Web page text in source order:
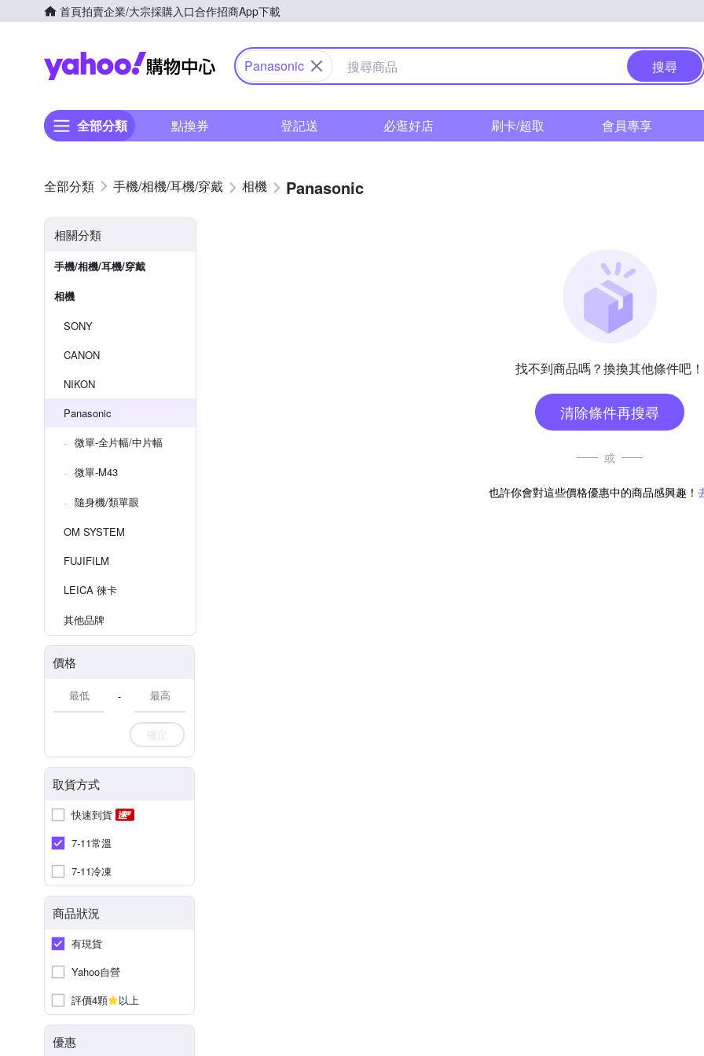
首頁拍賣企業/大宗採購入口合作招商App下載
Yahoo購物中心
Panasonic 搜尋
全部分類 點換券 登記送 必逛好店 刷卡/超取 會員專享
手機/相機/耳機/穿戴 相機 Panasonic
相關分類
手機/相機/耳機/穿戴
相機
SONY
CANON
NIKON
Panasonic
微單-全片幅/中片幅
微單-M43
隨身機/類單眼
OM SYSTEM
FUJIFILM
LEICA 徠卡
其他品牌
價格
-
確定
取貨方式
快速到貨
7-11常溫
7-11冷凍
商品狀況
有現貨
Yahoo自營
評價4顆
以上
優惠
找不到商品嗎？換換其他條件吧！
清除條件再搜尋
或
也許你會對這些價格優惠中的商品感興趣！